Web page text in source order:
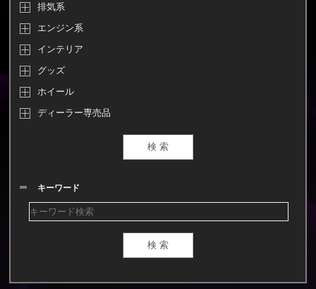
排気系
エンジン系
インテリア
グッズ
ホイール
ディーラー専売品
キーワード